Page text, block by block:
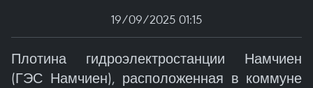
19/09/2025 01:15
Плотина гидроэлектростанции Намчиен
(ГЭС Намчиен), расположенная в коммуне